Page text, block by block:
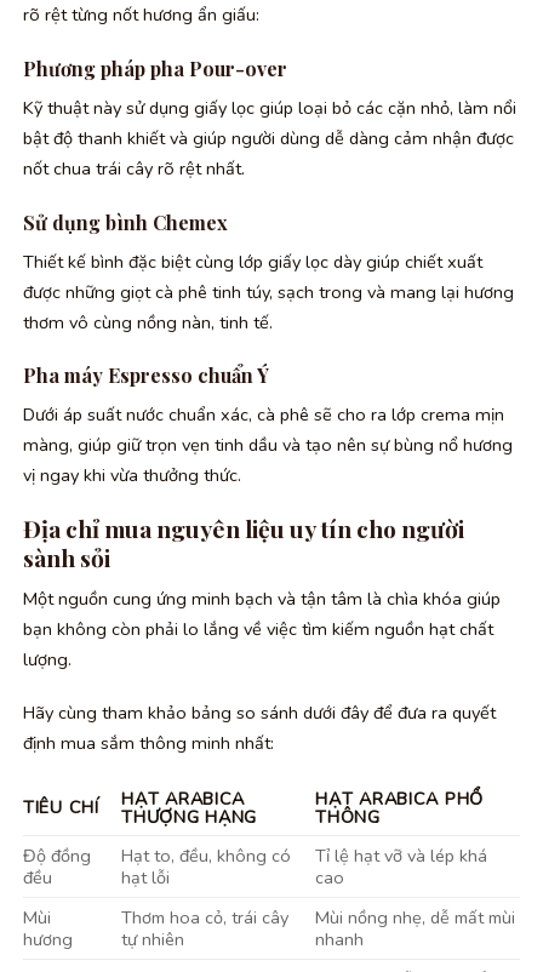
rõ rệt từng nốt hương ẩn giấu:
Phương pháp pha Pour-over
Kỹ thuật này sử dụng giấy lọc giúp loại bỏ các cặn nhỏ, làm nổi
bật độ thanh khiết và giúp người dùng dễ dàng cảm nhận được
nốt chua trái cây rõ rệt nhất.
Sử dụng bình Chemex
Thiết kế bình đặc biệt cùng lớp giấy lọc dày giúp chiết xuất
được những giọt cà phê tinh túy, sạch trong và mang lại hương
thơm vô cùng nồng nàn, tinh tế.
Pha máy Espresso chuẩn Ý
Dưới áp suất nước chuẩn xác, cà phê sẽ cho ra lớp crema mịn
màng, giúp giữ trọn vẹn tinh dầu và tạo nên sự bùng nổ hương
vị ngay khi vừa thưởng thức.
Địa chỉ mua nguyên liệu uy tín cho người
sành sỏi
Một nguồn cung ứng minh bạch và tận tâm là chìa khóa giúp
bạn không còn phải lo lắng về việc tìm kiếm nguồn hạt chất
lượng.
Hãy cùng tham khảo bảng so sánh dưới đây để đưa ra quyết
định mua sắm thông minh nhất:
TIÊU CHÍ HẠT ARABICA
THƯỢNG HẠNG
HẠT ARABICA PHỔ
THÔNG
Độ đồng
đều
Hạt to, đều, không có
hạt lỗi
Tỉ lệ hạt vỡ và lép khá
cao
Mùi
hương
Thơm hoa cỏ, trái cây
tự nhiên
Mùi nồng nhẹ, dễ mất mùi
nhanh